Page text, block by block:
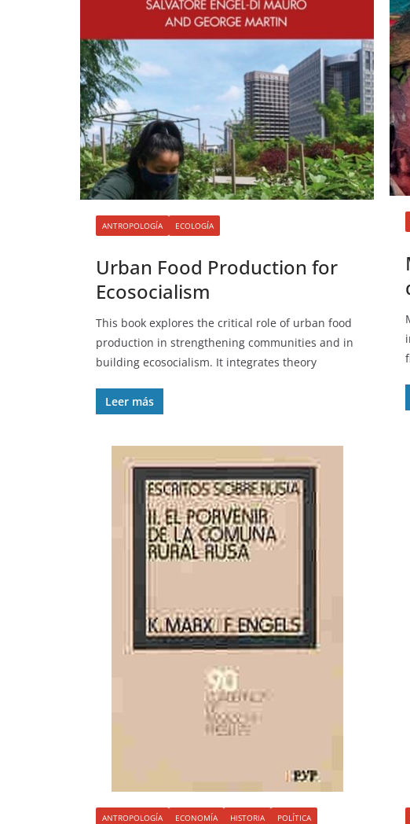
ANTROPOLOGÍA ECOLOGÍA
Urban Food Production for
Ecosocialism
This book explores the critical role of urban food
production in strengthening communities and in
building ecosocialism. It integrates theory
Leer más
ANTROPOLOGÍA ECONOMÍA HISTORIA POLÍTICA